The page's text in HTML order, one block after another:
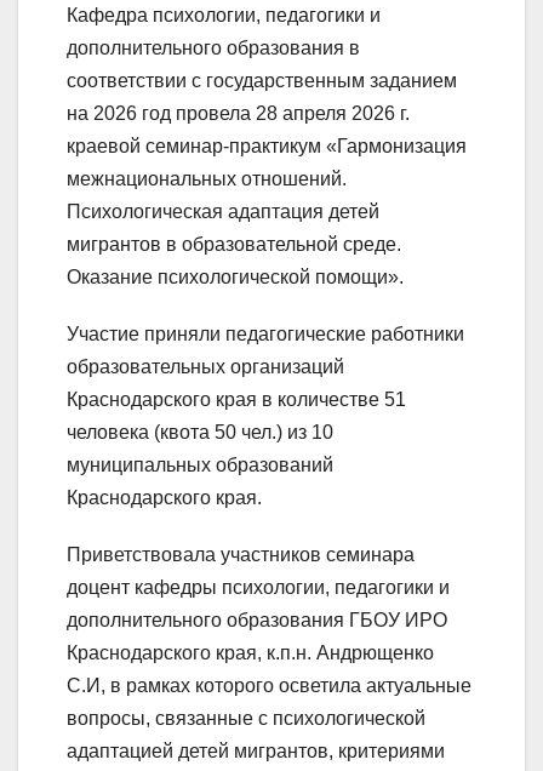
Кафедра психологии, педагогики и
дополнительного образования в
соответствии с государственным заданием
на 2026 год провела 28 апреля 2026 г.
краевой семинар-практикум «Гармонизация
межнациональных отношений.
Психологическая адаптация детей
мигрантов в образовательной среде.
Оказание психологической помощи».
Участие приняли педагогические работники
образовательных организаций
Краснодарского края в количестве 51
человека (квота 50 чел.) из 10
муниципальных образований
Краснодарского края.
Приветствовала участников семинара
доцент кафедры психологии, педагогики и
дополнительного образования ГБОУ ИРО
Краснодарского края, к.п.н. Андрющенко
С.И, в рамках которого осветила актуальные
вопросы, связанные с психологической
адаптацией детей мигрантов, критериями